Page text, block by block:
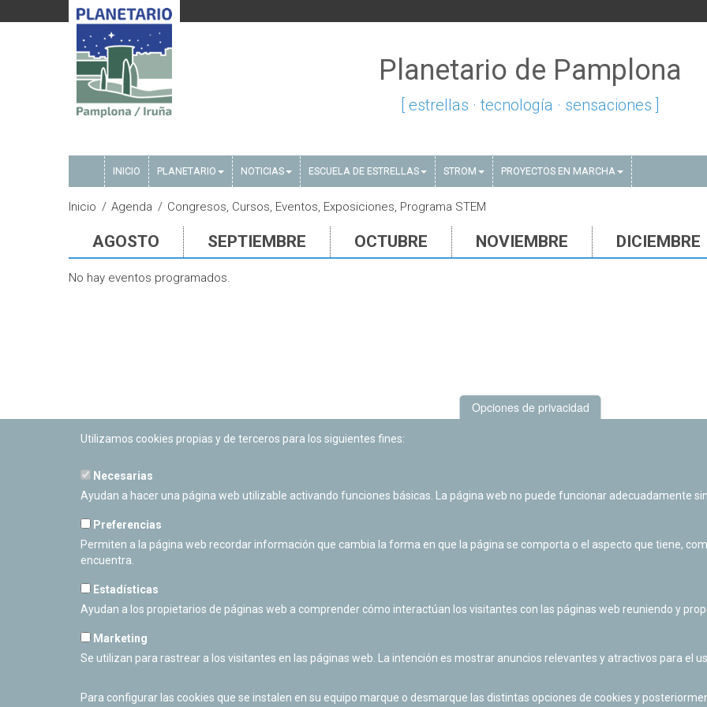
Planetario de Pamplona
[ estrellas · tecnología · sensaciones ]
INICIO PLANETARIO NOTICIAS ESCUELA DE ESTRELLAS STROM PROYECTOS EN MARCHA
Inicio Agenda Congresos, Cursos, Eventos, Exposiciones, Programa STEM
AGOSTO SEPTIEMBRE OCTUBRE NOVIEMBRE DICIEMBRE
No hay eventos programados.
PLANETARIO DE PAMPLONA
Calle Sancho RamÃ­rez, s/n
Cerrado Temporalmente
Opciones de privacidad
Utilizamos cookies propias y de terceros para los siguientes fines:
Necesarias
Ayudan a hacer una página web utilizable activando funciones básicas. La página web no puede funcionar adecuadamente
Preferencias
Permiten a la página web recordar información que cambia la forma en que la página se comporta o el aspecto que tiene,
encuentra.
Estadísticas
Ayudan a los propietarios de páginas web a comprender cómo interactúan los visitantes con las páginas web reuniendo y
Marketing
Se utilizan para rastrear a los visitantes en las páginas web. La intención es mostrar anuncios relevantes y atractivos para el
Para configurar las cookies que se instalen en su equipo marque o desmarque las distintas opciones de cookies y